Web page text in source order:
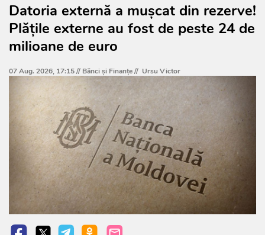
Datoria externă a mușcat din rezerve!
Plățile externe au fost de peste 24 de
milioane de euro
07 Aug. 2026, 17:15 // Bănci şi Finanţe// Ursu Victor